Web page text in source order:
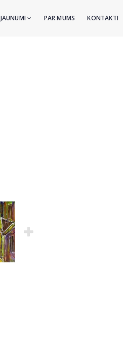
JAUNUMI PAR MUMS KONTAKTI